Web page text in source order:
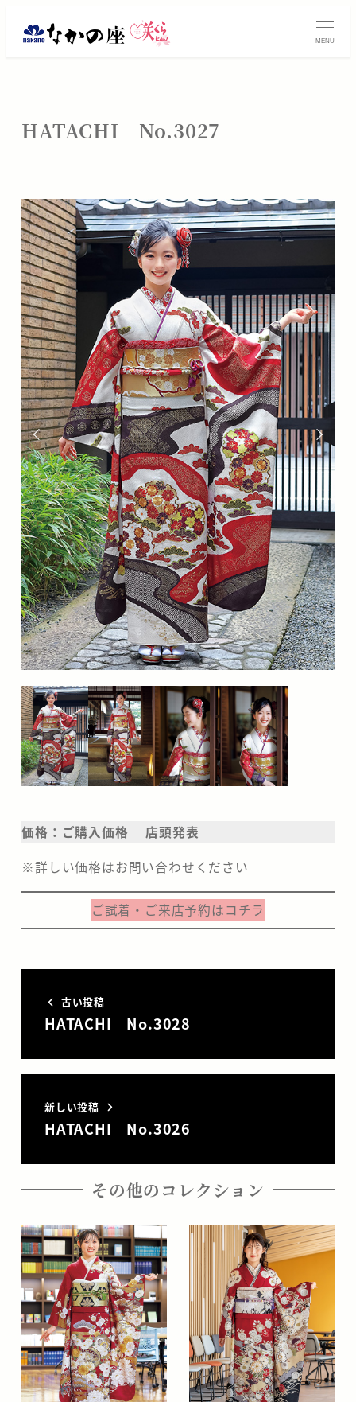
振
ン
ル・
ご
購
入
は
大
分
の
な
か
の
座
MENU
HATACHI No.3027
価格：ご購入価格 店頭発表
※詳しい価格はお問い合わせください
ご試着・ご来店予約はコチラ
古い投稿
HATACHI No.3028
新しい投稿
HATACHI No.3026
その他のコレクション